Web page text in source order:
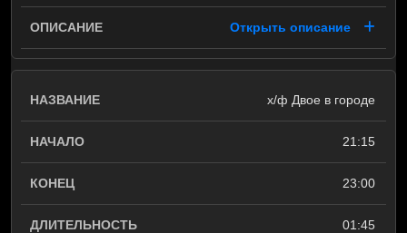
Открыть описание
х/ф Двое в городе
21:15
23:00
01:45